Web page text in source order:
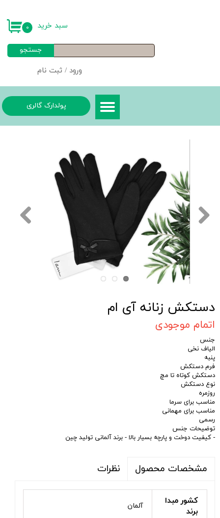
ورود / ثبت نام
خروج از حساب کاربری
جستجو
۰ سبد خرید
پولدارک گالری
دستکش زنانه آی ام
اتمام موجودی
جنس
الیاف نخی
پنبه
فرم دستکش
دستکش کوتاه تا مچ
نوع دستکش
روزمره
مناسب برای سرما
مناسب برای مهمانی
رسمی
توضیحات جنس
- کیفیت دوخت و پارچه بسیار بالا - برند آلمانی تولید چین
مشخصات محصول نظرات
کشور مبدا
برند
آلمان